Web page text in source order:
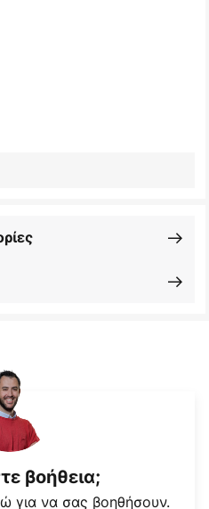
βοήθεια;
για να σας βοηθήσουν.